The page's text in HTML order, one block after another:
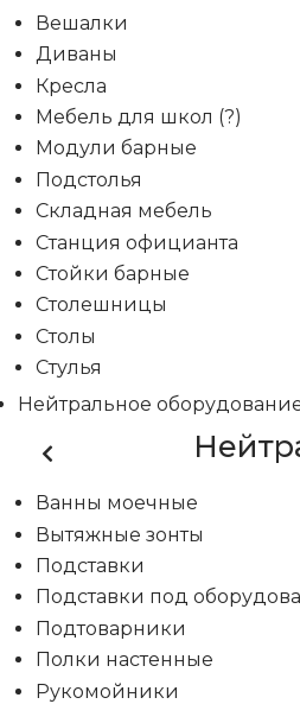
Вешалки
Диваны
Кресла
Мебель для школ (?)
Модули барные
Подстолья
Складная мебель
Станция официанта
Стойки барные
Столешницы
Столы
Стулья
Нейтральное
Ванны моечные
Вытяжные зонты
Подставки
Подставки под
Подтоварники
Полки настенные
Рукомойники